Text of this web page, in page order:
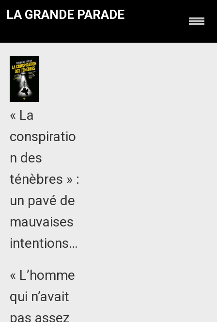
LA GRANDE PARADE
« La
conspiratio
n des
ténèbres » :
un pavé de
mauvaises
intentions…
« L’homme
qui n’avait
pas assez